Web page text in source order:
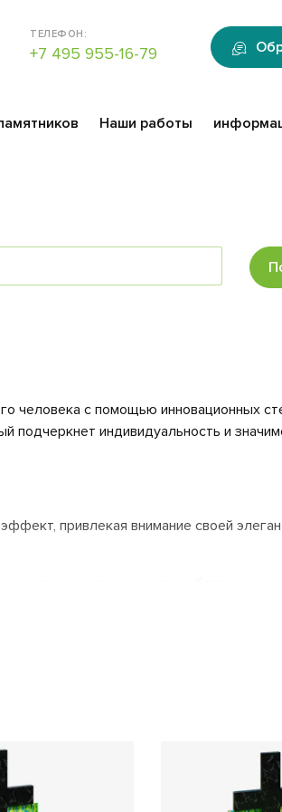
ТЕЛЕФОН:
+7 495 955-16-79
Наши работы
человека с помощью инновационных
подчеркнет индивидуальность и
привлекая внимание своей
первоначальный вид на протяжении
создать уникальный мемориал,
воспоминания останутся яркими и